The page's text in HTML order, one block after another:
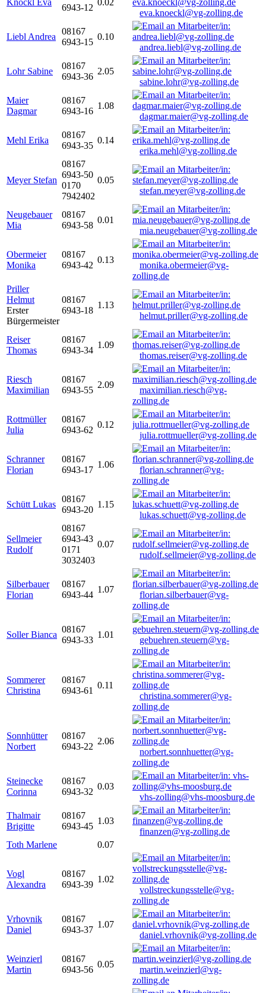
Knöckl Eva
6943-12
0.02
eva.knoeckl@vg-zolling.de
Liebl Andrea
08167
6943-15
0.10
andrea.liebl@vg-zolling.de
Lohr Sabine
08167
6943-36
2.05
sabine.lohr@vg-zolling.de
Maier
Dagmar
08167
6943-16
1.08
dagmar.maier@vg-zolling.de
Mehl Erika
08167
6943-35
0.14
erika.mehl@vg-zolling.de
Meyer Stefan
08167
6943-50
0170
7942402
0.05
stefan.meyer@vg-zolling.de
Neugebauer
Mia
08167
6943-58
0.01
mia.neugebauer@vg-zolling.de
Obermeier
Monika
08167
6943-42
0.13
monika.obermeier@vg-
zolling.de
Priller
Helmut
Erster
Bürgermeister
08167
6943-18
1.13
helmut.priller@vg-zolling.de
Reiser
Thomas
08167
6943-34
1.09
thomas.reiser@vg-zolling.de
Riesch
Maximilian
08167
6943-55
2.09
maximilian.riesch@vg-
zolling.de
Rottmüller
Julia
08167
6943-62
0.12
julia.rottmueller@vg-zolling.de
Schranner
Florian
08167
6943-17
1.06
florian.schranner@vg-
zolling.de
Schütt Lukas
08167
6943-20
1.15
lukas.schuett@vg-zolling.de
Sellmeier
Rudolf
08167
6943-43
0171
3032403
0.07
rudolf.sellmeier@vg-zolling.de
Silberbauer
Florian
08167
6943-44
1.07
florian.silberbauer@vg-
zolling.de
Soller Bianca
08167
6943-33
1.01
gebuehren.steuern@vg-
zolling.de
Sommerer
Christina
08167
6943-61
0.11
christina.sommerer@vg-
zolling.de
Sonnhütter
Norbert
08167
6943-22
2.06
norbert.sonnhuetter@vg-
zolling.de
Steinecke
Corinna
08167
6943-32
0.03
vhs-zolling@vhs-moosburg.de
Thalmair
Brigitte
08167
6943-45
1.03
finanzen@vg-zolling.de
Toth Marlene
0.07
Vogl
Alexandra
08167
6943-39
1.02
vollstreckungsstelle@vg-
zolling.de
Vrhovnik
Daniel
08167
6943-37
1.07
daniel.vrhovnik@vg-zolling.de
Weinzierl
Martin
08167
6943-56
0.05
martin.weinzierl@vg-
zolling.de